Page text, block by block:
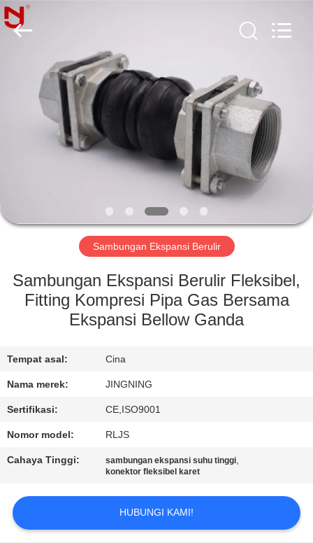
RUMAH
PRODUK
TAMPILAN
TENTANG
TUR
PABRIK
KONTROL
KUALITAS
HUBUNGI
KAMI
BERITA
Shanghai
Songjiang
Jingning
Shock
Absorber
Sambungan Ekspansi Berulir
Sambungan Ekspansi Berulir Fleksibel,
Fitting Kompresi Pipa Gas Bersama
Ekspansi Bellow Ganda
Tempat asal: Cina
Nama merek: JINGNING
Sertifikasi: CE,ISO9001
Nomor model: RLJS
Cahaya Tinggi: sambungan ekspansi suhu tinggi,
konektor fleksibel karet
HUBUNGI KAMI!